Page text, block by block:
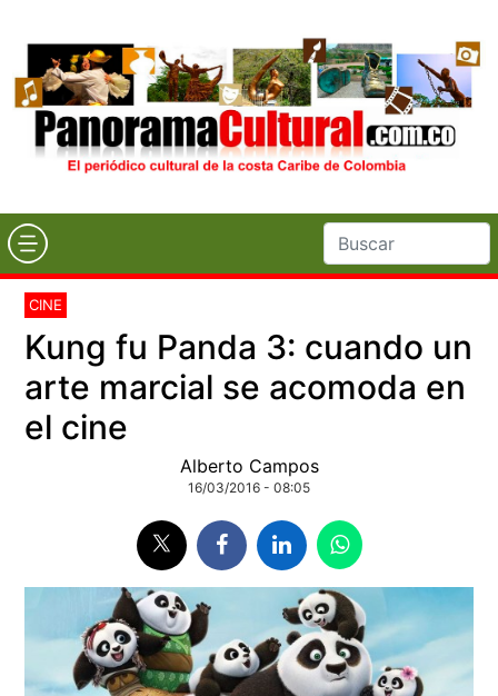
CINE
Kung fu Panda 3: cuando un
arte marcial se acomoda en
el cine
Alberto Campos
16/03/2016 - 08:05